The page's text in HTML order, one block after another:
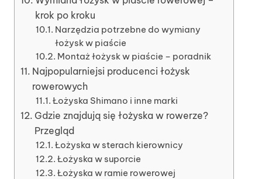
krok po kroku
Narzędzia potrzebne do wymiany
łożysk w piaście
Montaż łożysk w piaście – poradnik
Najpopularniejsi producenci łożysk
rowerowych
Łożyska Shimano i inne marki
Gdzie znajdują się łożyska w rowerze?
Przegląd
Łożyska w sterach kierownicy
Łożyska w suporcie
Łożyska w ramie rowerowej